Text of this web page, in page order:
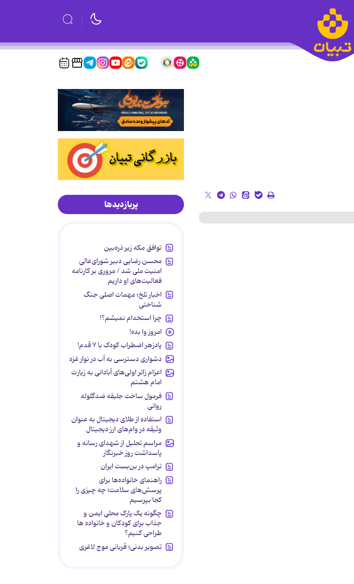
پربازدیدها
توافق مکه زیر ذره‌بین
محسن رضایی دبیر شورای‌عالی
امنیت ملی شد / مروری بر کارنامه
فعالیت‌های او داریم
اخبار تلخ؛ مهمات اصلی جنگ
شناختی
چرا استخدام نمیشم؟!
امروز وا بده!
پادزهر اضطراب کودک با ۷ قدم!
دشواری دسترسی به آب در نوار غزه
اعزام زائر اولی‌های آبادانی به زیارت
امام هشتم
فرمول ساخت جلیقه ضدگلوله
روانی
استفاده از طلای دیجیتال به عنوان
وثیقه در وام‌های ارز دیجیتال
مراسم تجلیل از شهدای رسانه و
پاسداشت روز خبرنگار
ترامپ در بن‌بست ایران
راهنمای خانواده‌ها برای
پرسش‌های سلامت؛ چه چیزی را
کجا بپرسیم
چگونه یک پارک محلی ایمن و
جذاب برای کودکان و خانواده ها
طراحی کنیم؟
تصویر بدنی؛ قربانی موج لاغری